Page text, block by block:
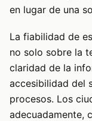
en lugar de una
La fiabilidad de
no solo sobre la
claridad de la
accesibilidad del
procesos. Los
adecuadamente,